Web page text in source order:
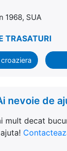
1968, SUA
TRASATURI
nevoie de
mult decat
ajuta!